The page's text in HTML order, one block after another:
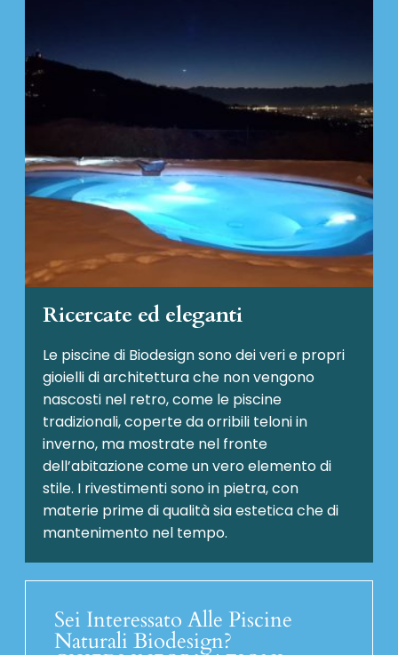
Ricercate ed eleganti
Le piscine di Biodesign sono dei veri e propri
gioielli di architettura che non vengono
nascosti nel retro, come le piscine
tradizionali, coperte da orribili teloni in
inverno, ma mostrate nel fronte
dell’abitazione come un vero elemento di
stile. I rivestimenti sono in pietra, con
materie prime di qualità sia estetica che di
mantenimento nel tempo.
Sei Interessato Alle Piscine
Naturali Biodesign?